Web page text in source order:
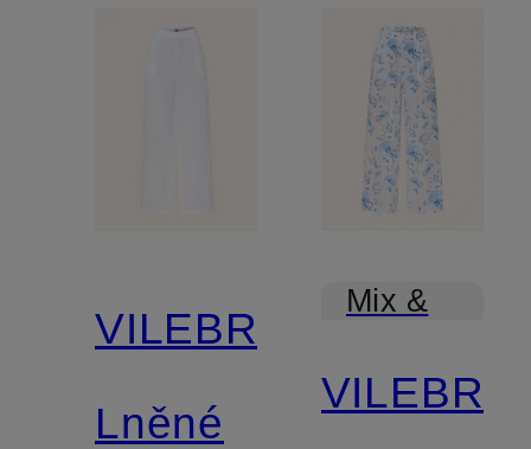
VILEBREQUIN
Lněné
Mix &